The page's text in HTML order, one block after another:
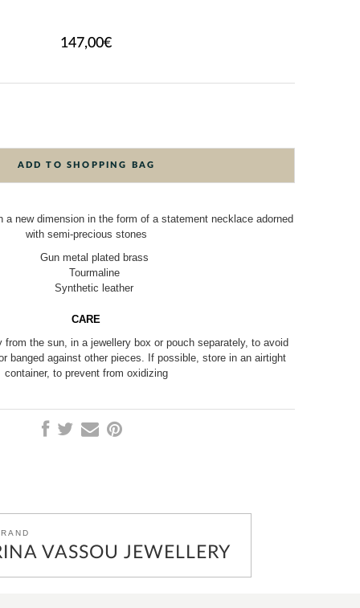
147,00€
ADD TO SHOPPING BAG
a new dimension in the form of a statement necklace adorned
with semi-precious stones
Gun metal plated brass
Tourmaline
Synthetic leather
CARE
from the sun, in a jewellery box or pouch separately, to avoid
banged against other pieces. If possible, store in an airtight
container, to prevent from oxidizing
VASSOU JEWELLERY